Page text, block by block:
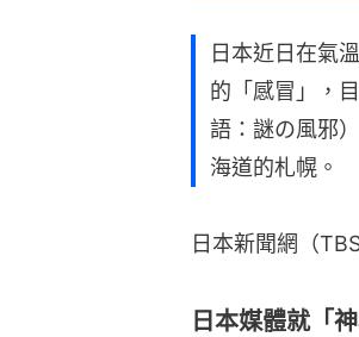
日本近日在氣
的「感冒」，
語：謎の風邪
海道的札幌。
日本新聞網（
日本媒體就「